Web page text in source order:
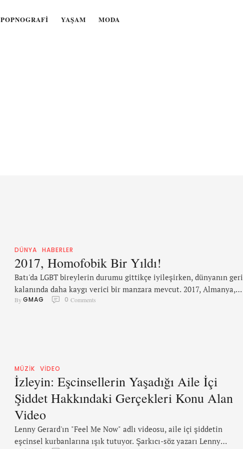
POPNOGRAFI YAŞAM MODA
DÜNYA HABERLER
2017, Homofobik Bir Yıldı!
Batı'da LGBT bireylerin durumu gittikçe iyileşirken, dünyanın geri
kalanında daha kaygı verici bir manzara mevcut. 2017, Almanya,
Avusturya, Malta ve Avustralya gibi ülkeler için LGBT haklarının
By GMAG 0 Comments
MÜZIK VIDEO
İzleyin: Eşcinsellerin Yaşadığı Aile İçi
Şiddet Hakkındaki Gerçekleri Konu Alan
Video
Lenny Gerard'ın "Feel Me Now" adlı videosu, aile içi şiddetin
eşcinsel kurbanlarına ışık tutuyor. Şarkıcı-söz yazarı Lenny